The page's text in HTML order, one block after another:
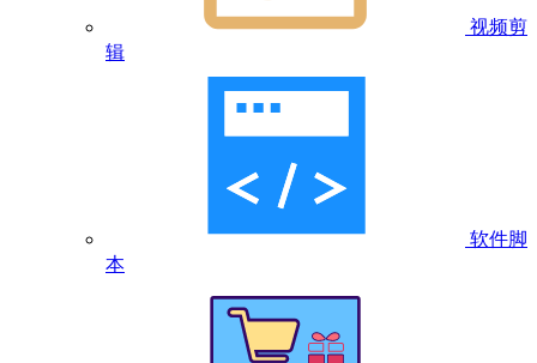
视频剪
辑
软件脚
本